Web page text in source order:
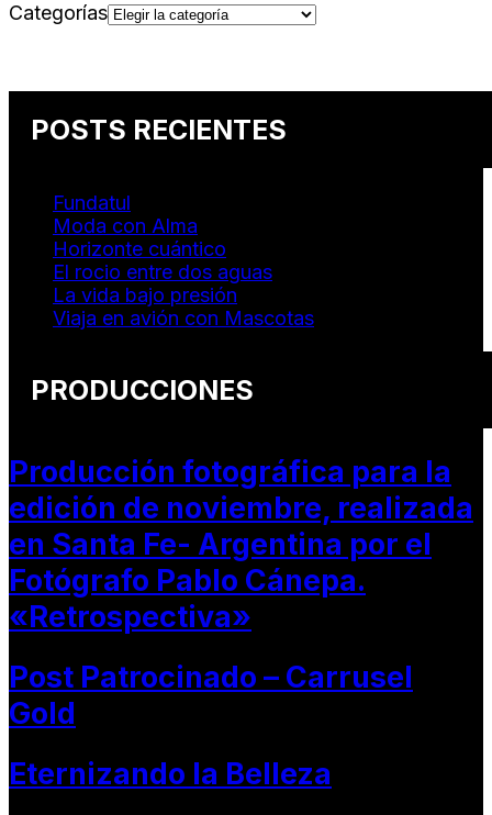
Categorías
POSTS RECIENTES
Fundatul
Moda con Alma
Horizonte cuántico
El rocio entre dos aguas
La vida bajo presión
Viaja en avión con Mascotas
PRODUCCIONES
Producción fotográfica para la
edición de noviembre, realizada
en Santa Fe- Argentina por el
Fotógrafo Pablo Cánepa.
«Retrospectiva»
Post Patrocinado – Carrusel
Gold
Eternizando la Belleza